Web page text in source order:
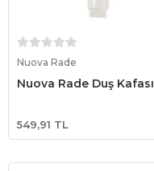
Nuova Rade
Nuova Rade Duş Kafası
549,91 TL